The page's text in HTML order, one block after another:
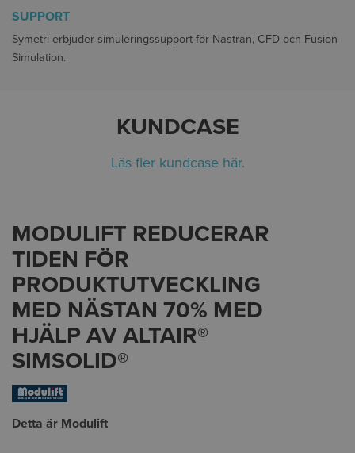
SUPPORT
Symetri erbjuder simuleringssupport för Nastran, CFD och Fusion
Simulation.
KUNDCASE
Läs fler kundcase här.
MODULIFT REDUCERAR
TIDEN FÖR
PRODUKTUTVECKLING
MED NÄSTAN 70% MED
HJÄLP AV ALTAIR®
SIMSOLID®
Detta är Modulift